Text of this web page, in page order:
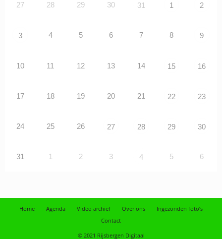
27 28 29 30 31 1 2
3 4 5 6 7 8 9
10 11 12 13 14 15 16
17 18 19 20 21 22 23
24 25 26 27 28 29 30
31 1 2 3 4 5 6
Home Agenda Video archief Over ons
Ingezonden foto’s
Contact
© 2021 Rijsbergen Digitaal